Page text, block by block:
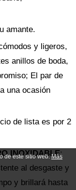
amante.
y ligeros,
anillos de boda,
El par de
una ocasión
de lista es por 2
INOXIDABLE:
al desgaste y
y brillará hasta
de este sitio web.Más